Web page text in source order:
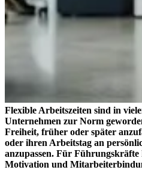
Flexible Arbeitszeiten sind in
Unternehmen zur Norm
Freiheit, früher oder später
oder ihren Arbeitstag an
anzupassen. Für
Motivation und